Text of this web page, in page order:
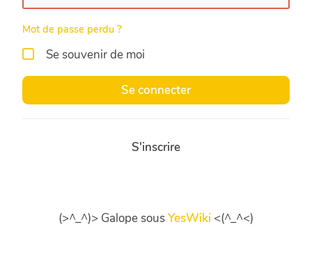
Mot de passe perdu ?
Se souvenir de moi
Se connecter
S'inscrire
(>^_^)> Galope sousYesWiki <(^_^<)